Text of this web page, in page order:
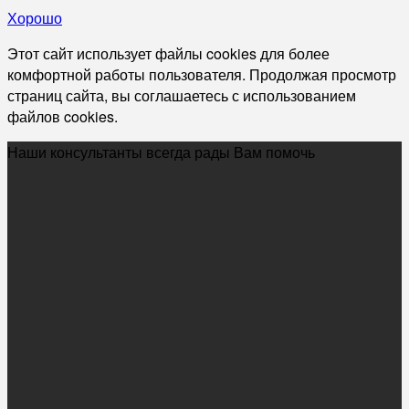
Хорошо
Этот сайт использует файлы cookies для более
комфортной работы пользователя. Продолжая просмотр
страниц сайта, вы соглашаетесь с использованием
файлов cookies.
Наши консультанты всегда рады Вам помочь